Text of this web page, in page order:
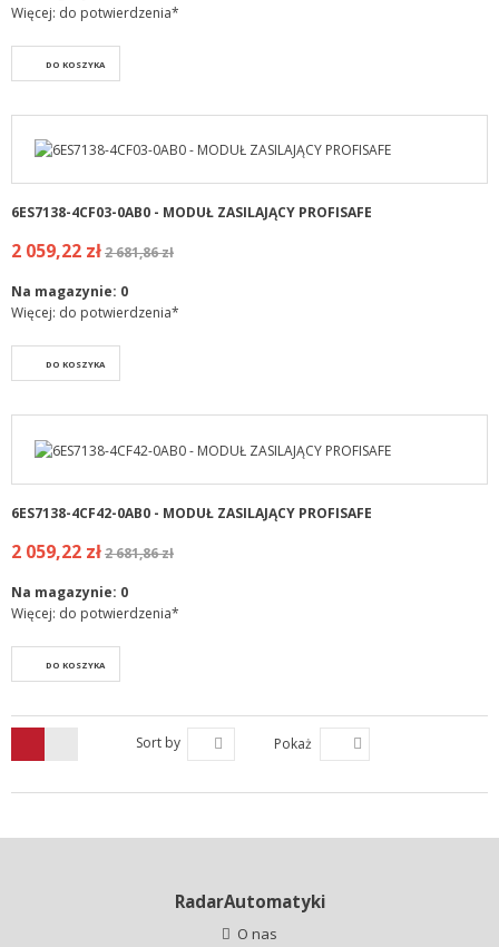
Więcej: do potwierdzenia*
DO KOSZYKA
6ES7138-4CF03-0AB0 - MODUŁ ZASILAJĄCY PROFISAFE
2 059,22 zł2 681,86 zł
Na magazynie: 0
Więcej: do potwierdzenia*
DO KOSZYKA
6ES7138-4CF42-0AB0 - MODUŁ ZASILAJĄCY PROFISAFE
2 059,22 zł2 681,86 zł
Na magazynie: 0
Więcej: do potwierdzenia*
DO KOSZYKA
Sort by Pokaż
RadarAutomatyki
O nas